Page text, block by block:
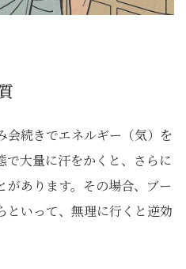
会続きでエネルギー（気）を
で大量に汗をかくと、さらに
があります。その場合、ブー
といって、無理に行くと逆効